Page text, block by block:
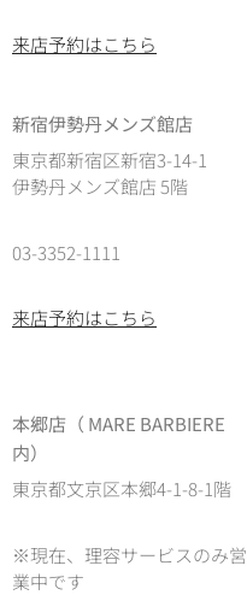
来店予約はこちら
新宿伊勢丹メンズ館店
東京都新宿区新宿3-14-1
伊勢丹メンズ館店 5階
03-3352-1111
来店予約はこちら
本郷店（ MARE BARBIERE
内）
東京都文京区本郷4-1-8-1階
※現在、理容サービスのみ営
業中です